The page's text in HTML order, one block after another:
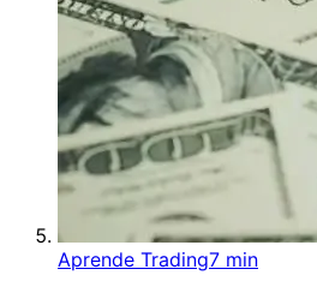
Aprende Trading7 min